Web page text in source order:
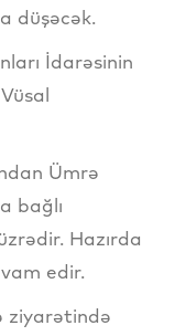
düşəcək.
İdarəsinin
Ümrə
bağlı
Hazırda
edir.
ziyarətində